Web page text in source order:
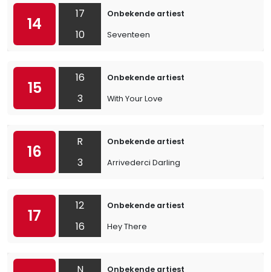
14
17
10
Onbekende artiest
Seventeen
15
16
3
Onbekende artiest
With Your Love
16
R
3
Onbekende artiest
Arrivederci Darling
17
12
16
Onbekende artiest
Hey There
N
Onbekende artiest